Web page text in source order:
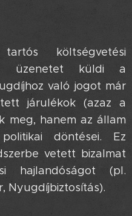
költségvetési
üzenetet küldi a
való jogot már
járulékok (azaz a
meg, hanem az állam
döntései. Ez
vetett bizalmat
hajlandóságot (pl.
Nyugdíjbiztosítás).